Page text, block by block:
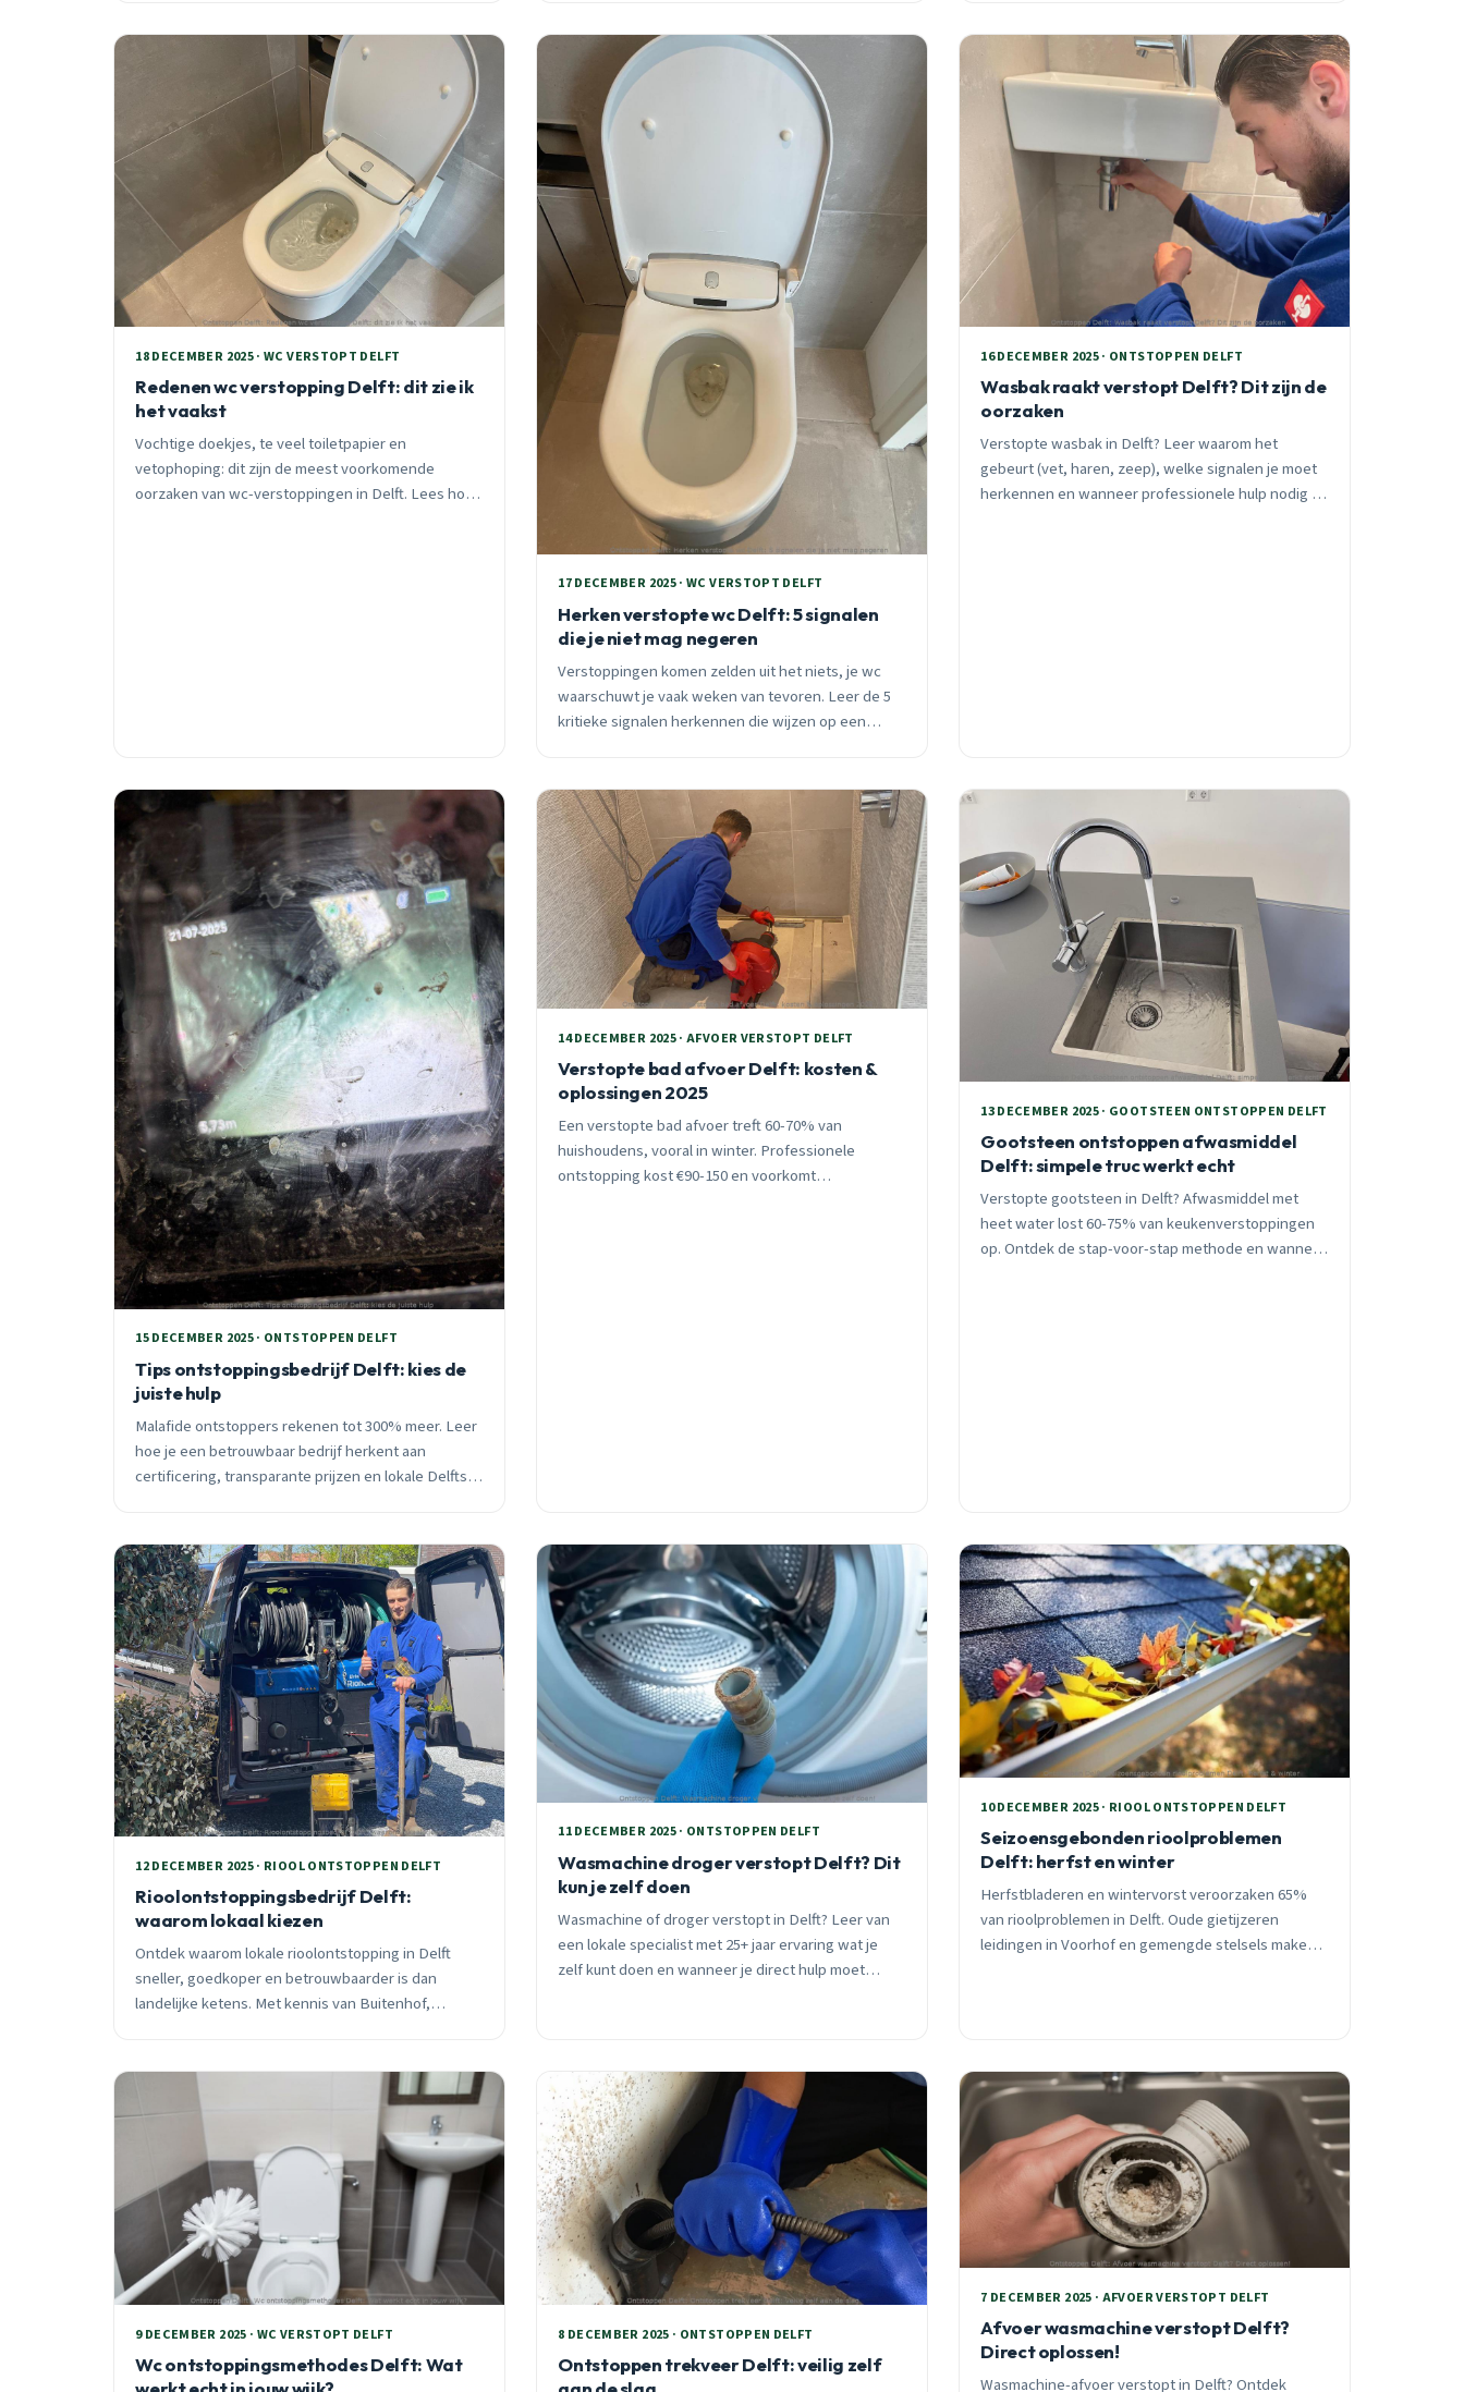
18 DECEMBER 2025 · WC VERSTOPT DELFT
Redenen wc verstopping Delft: dit zie ik
het vaakst
Vochtige doekjes, te veel toiletpapier en
vetophoping: dit zijn de meest voorkomende
oorzaken van wc-verstoppingen in Delft. Lees hoe
17 DECEMBER 2025 · WC VERSTOPT DELFT
Herken verstopte wc Delft: 5 signalen
die je niet mag negeren
Verstoppingen komen zelden uit het niets, je wc
waarschuwt je vaak weken van tevoren. Leer de 5
kritieke signalen herkennen die wijzen op een
16 DECEMBER 2025 · ONTSTOPPEN DELFT
Wasbak raakt verstopt Delft? Dit zijn de
oorzaken
Verstopte wasbak in Delft? Leer waarom het
gebeurt (vet, haren, zeep), welke signalen je moet
herkennen en wanneer professionele hulp nodig is.
15 DECEMBER 2025 · ONTSTOPPEN DELFT
Tips ontstoppingsbedrijf Delft: kies de
juiste hulp
Malafide ontstoppers rekenen tot 300% meer. Leer
hoe je een betrouwbaar bedrijf herkent aan
certificering, transparante prijzen en lokale Delftse
14 DECEMBER 2025 · AFVOER VERSTOPT DELFT
Verstopte bad afvoer Delft: kosten &
oplossingen 2025
Een verstopte bad afvoer treft 60-70% van
huishoudens, vooral in winter. Professionele
ontstopping kost €90-150 en voorkomt
13 DECEMBER 2025 · GOOTSTEEN ONTSTOPPEN DELFT
Gootsteen ontstoppen afwasmiddel
Delft: simpele truc werkt echt
Verstopte gootsteen in Delft? Afwasmiddel met
heet water lost 60-75% van keukenverstoppingen
op. Ontdek de stap-voor-stap methode en wanneer
12 DECEMBER 2025 · RIOOL ONTSTOPPEN DELFT
Rioolontstoppingsbedrijf Delft:
waarom lokaal kiezen
Ontdek waarom lokale rioolontstopping in Delft
sneller, goedkoper en betrouwbaarder is dan
landelijke ketens. Met kennis van Buitenhof,
11 DECEMBER 2025 · ONTSTOPPEN DELFT
Wasmachine droger verstopt Delft? Dit
kun je zelf doen
Wasmachine of droger verstopt in Delft? Leer van
een lokale specialist met 25+ jaar ervaring wat je
zelf kunt doen en wanneer je direct hulp moet
10 DECEMBER 2025 · RIOOL ONTSTOPPEN DELFT
Seizoensgebonden rioolproblemen
Delft: herfst en winter
Herfstbladeren en wintervorst veroorzaken 65%
van rioolproblemen in Delft. Oude gietijzeren
leidingen in Voorhof en gemengde stelsels maken
9 DECEMBER 2025 · WC VERSTOPT DELFT
Wc ontstoppingsmethodes Delft: Wat
8 DECEMBER 2025 · ONTSTOPPEN DELFT
Ontstoppen trekveer Delft: veilig zelf
7 DECEMBER 2025 · AFVOER VERSTOPT DELFT
Afvoer wasmachine verstopt Delft?
Direct oplossen!
Wasmachine-afvoer verstopt in Delft? Ontdek